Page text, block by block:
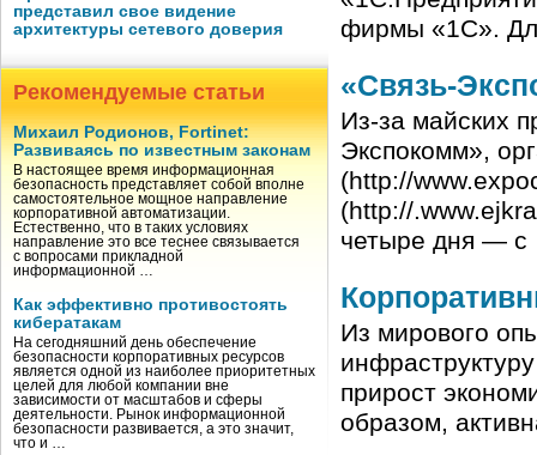
представил свое видение
архитектуры сетевого доверия
Рекомендуемые статьи
Михаил Родионов, Fortinet:
Развиваясь по известным законам
В настоящее время информационная
безопасность представляет собой вполне
самостоятельное мощное направление
корпоративной автоматизации.
Естественно, что в таких условиях
направление это все теснее связывается
с вопросами прикладной
информационной …
Как эффективно противостоять
кибератакам
На сегодняшний день обеспечение
безопасности корпоративных ресурсов
является одной из наиболее приоритетных
целей для любой компании вне
зависимости от масштабов и сферы
деятельности. Рынок информационной
безопасности развивается, а это значит,
что и …
фирмы «1С».
«Связь-
Из-за майских
Экспокомм»,
(http://
(http://
четыре дня —
Из мирового
прирост
образом,